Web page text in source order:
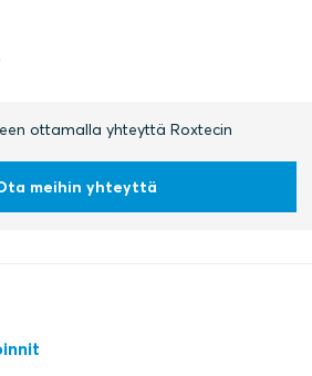
ottamalla yhteyttä Roxtecin
meihin yhteyttä